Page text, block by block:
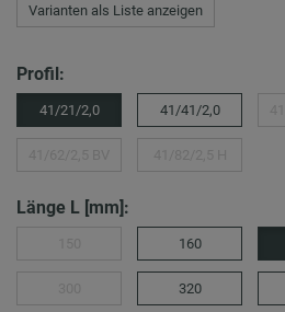
Varianten als Liste anzeigen
Profil:
41/21/2,0 41/41/2,0
Länge L [mm]:
160
320